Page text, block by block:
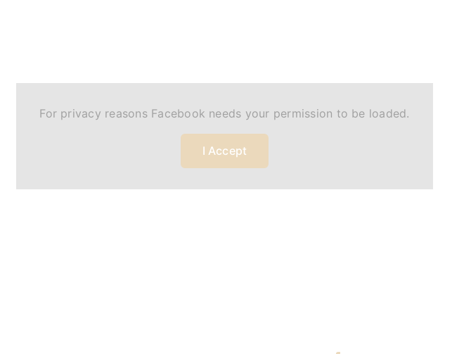
For privacy reasons Facebook needs your permission to be loaded.
I Accept